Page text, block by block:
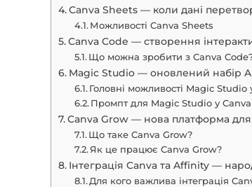
Canva Sheets — коли дані
Можливості Canva Sheets
Canva Code — створення
Що можна зробити з Canva
Magic Studio — оновлений набір
Головні можливості Magic Studio
Промпт для Magic Studio у Canva
Canva Grow — нова платформа для
Що таке Canva Grow?
Як це працює Canva Grow?
Інтеграція Canva та Affinity —
Для кого важлива інтеграція